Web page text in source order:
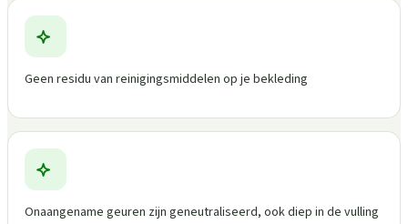
Geen residu van reinigingsmiddelen op je bekleding
Onaangename geuren zijn geneutraliseerd, ook diep in de vulling